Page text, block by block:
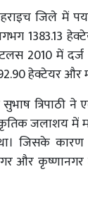
जिले में
1383.13
एटलस 2010 में
हेक्टेयर और
त्रिपाठी
जलाशय में
जिसके कारण
और